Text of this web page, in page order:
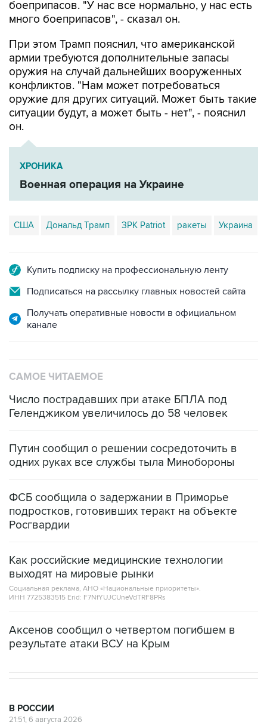
боеприпасов. "У нас все нормально, у нас есть
много боеприпасов", - сказал он.
При этом Трамп пояснил, что американской
армии требуются дополнительные запасы
оружия на случай дальнейших вооруженных
конфликтов. "Нам может потребоваться
оружие для других ситуаций. Может быть такие
ситуации будут, а может быть - нет", - пояснил
он.
ХРОНИКА
Военная операция на Украине
США Дональд Трамп ЗРК Patriot ракеты Украина
Купить подписку на профессиональную ленту
Подписаться на рассылку главных новостей сайта
Получать оперативные новости в официальном
канале
САМОЕ ЧИТАЕМОЕ
Число пострадавших при атаке БПЛА под
Геленджиком увеличилось до 58 человек
Путин сообщил о решении сосредоточить в
одних руках все службы тыла Минобороны
ФСБ сообщила о задержании в Приморье
подростков, готовивших теракт на объекте
Росгвардии
Как российские медицинские технологии
выходят на мировые рынки
Социальная реклама, АНО «Национальные приоритеты».
ИНН 7725383515 Erid: F7NfYUJCUneVdTRF8PRs
Аксенов сообщил о четвертом погибшем в
результате атаки ВСУ на Крым
В РОССИИ
21:51, 6 августа 2026